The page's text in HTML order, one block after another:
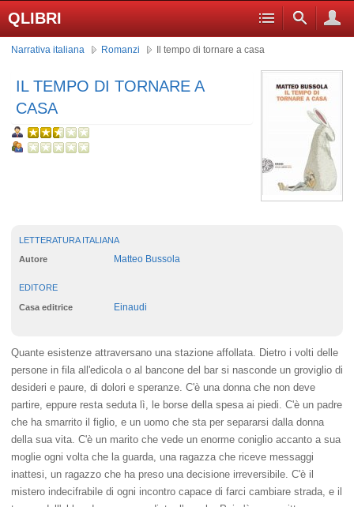
QLIBRI
Narrativa italiana Romanzi Il tempo di tornare a casa
IL TEMPO DI TORNARE A
CASA
LETTERATURA ITALIANA
Autore Matteo Bussola
EDITORE
Casa editrice Einaudi
Quante esistenze attraversano una stazione affollata. Dietro i volti delle
persone in fila all'edicola o al bancone del bar si nasconde un groviglio di
desideri e paure, di dolori e speranze. C'è una donna che non deve
partire, eppure resta seduta lì, le borse della spesa ai piedi. C'è un padre
che ha smarrito il figlio, e un uomo che sta per separarsi dalla donna
della sua vita. C'è un marito che vede un enorme coniglio accanto a sua
moglie ogni volta che la guarda, una ragazza che riceve messaggi
inattesi, un ragazzo che ha preso una decisione irreversibile. C'è il
mistero indecifrabile di ogni incontro capace di farci cambiare strada, e il